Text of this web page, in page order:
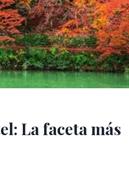
La faceta más